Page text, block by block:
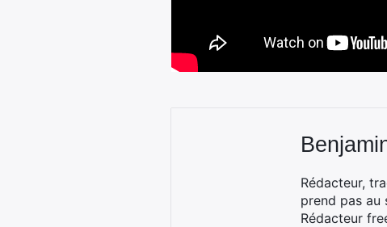
Rédacteur,
prend pas au
Rédacteur